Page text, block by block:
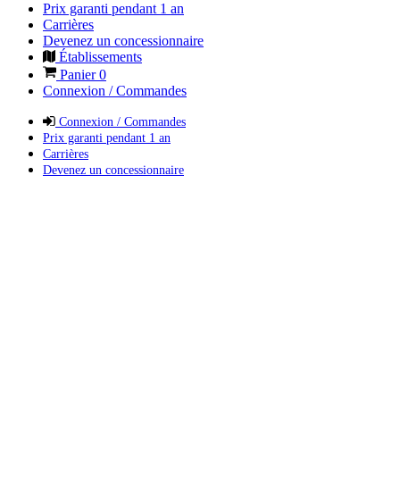
Prix garanti pendant 1 an
Carrières
Devenez un concessionnaire
Établissements
Panier0
Connexion / Commandes
Connexion / Commandes
Prix garanti pendant 1 an
Carrières
Devenez un concessionnaire